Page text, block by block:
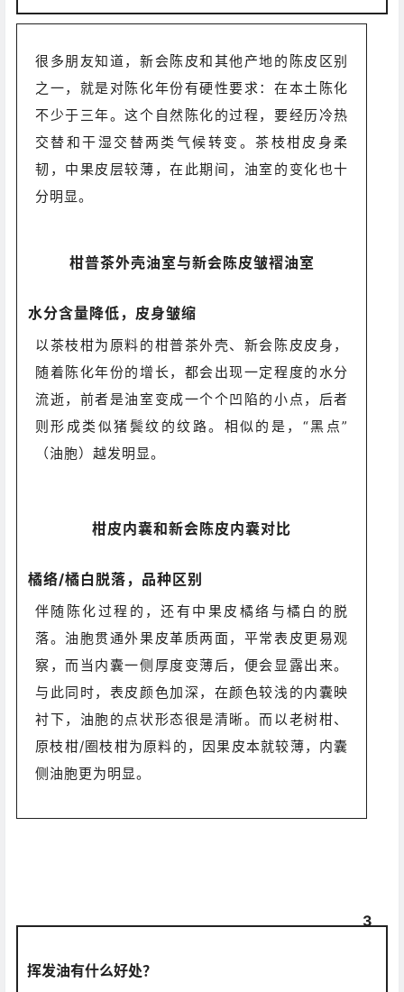
很多朋友知道，新会陈皮和其他产地的陈皮区别
之一，就是对陈化年份有硬性要求：在本土陈化
不少于三年。这个自然陈化的过程，要经历冷热
交替和干湿交替两类气候转变。茶枝柑皮身柔
韧，中果皮层较薄，在此期间，油室的变化也十
分明显。
柑普茶外壳油室与新会陈皮皱褶油室
水分含量降低，皮身皱缩
以茶枝柑为原料的柑普茶外壳、新会陈皮皮身，
随着陈化年份的增长，都会出现一定程度的水分
流逝，前者是油室变成一个个凹陷的小点，后者
则形成类似猪鬓纹的纹路。相似的是，“黑点”
（油胞）越发明显。
柑皮内囊和新会陈皮内囊对比
橘络/橘白脱落，品种区别
伴随陈化过程的，还有中果皮橘络与橘白的脱
落。油胞贯通外果皮革质两面，平常表皮更易观
察，而当内囊一侧厚度变薄后，便会显露出来。
与此同时，表皮颜色加深，在颜色较浅的内囊映
衬下，油胞的点状形态很是清晰。而以老树柑、
原枝柑/圈枝柑为原料的，因果皮本就较薄，内囊
侧油胞更为明显。
3
挥发油有什么好处？